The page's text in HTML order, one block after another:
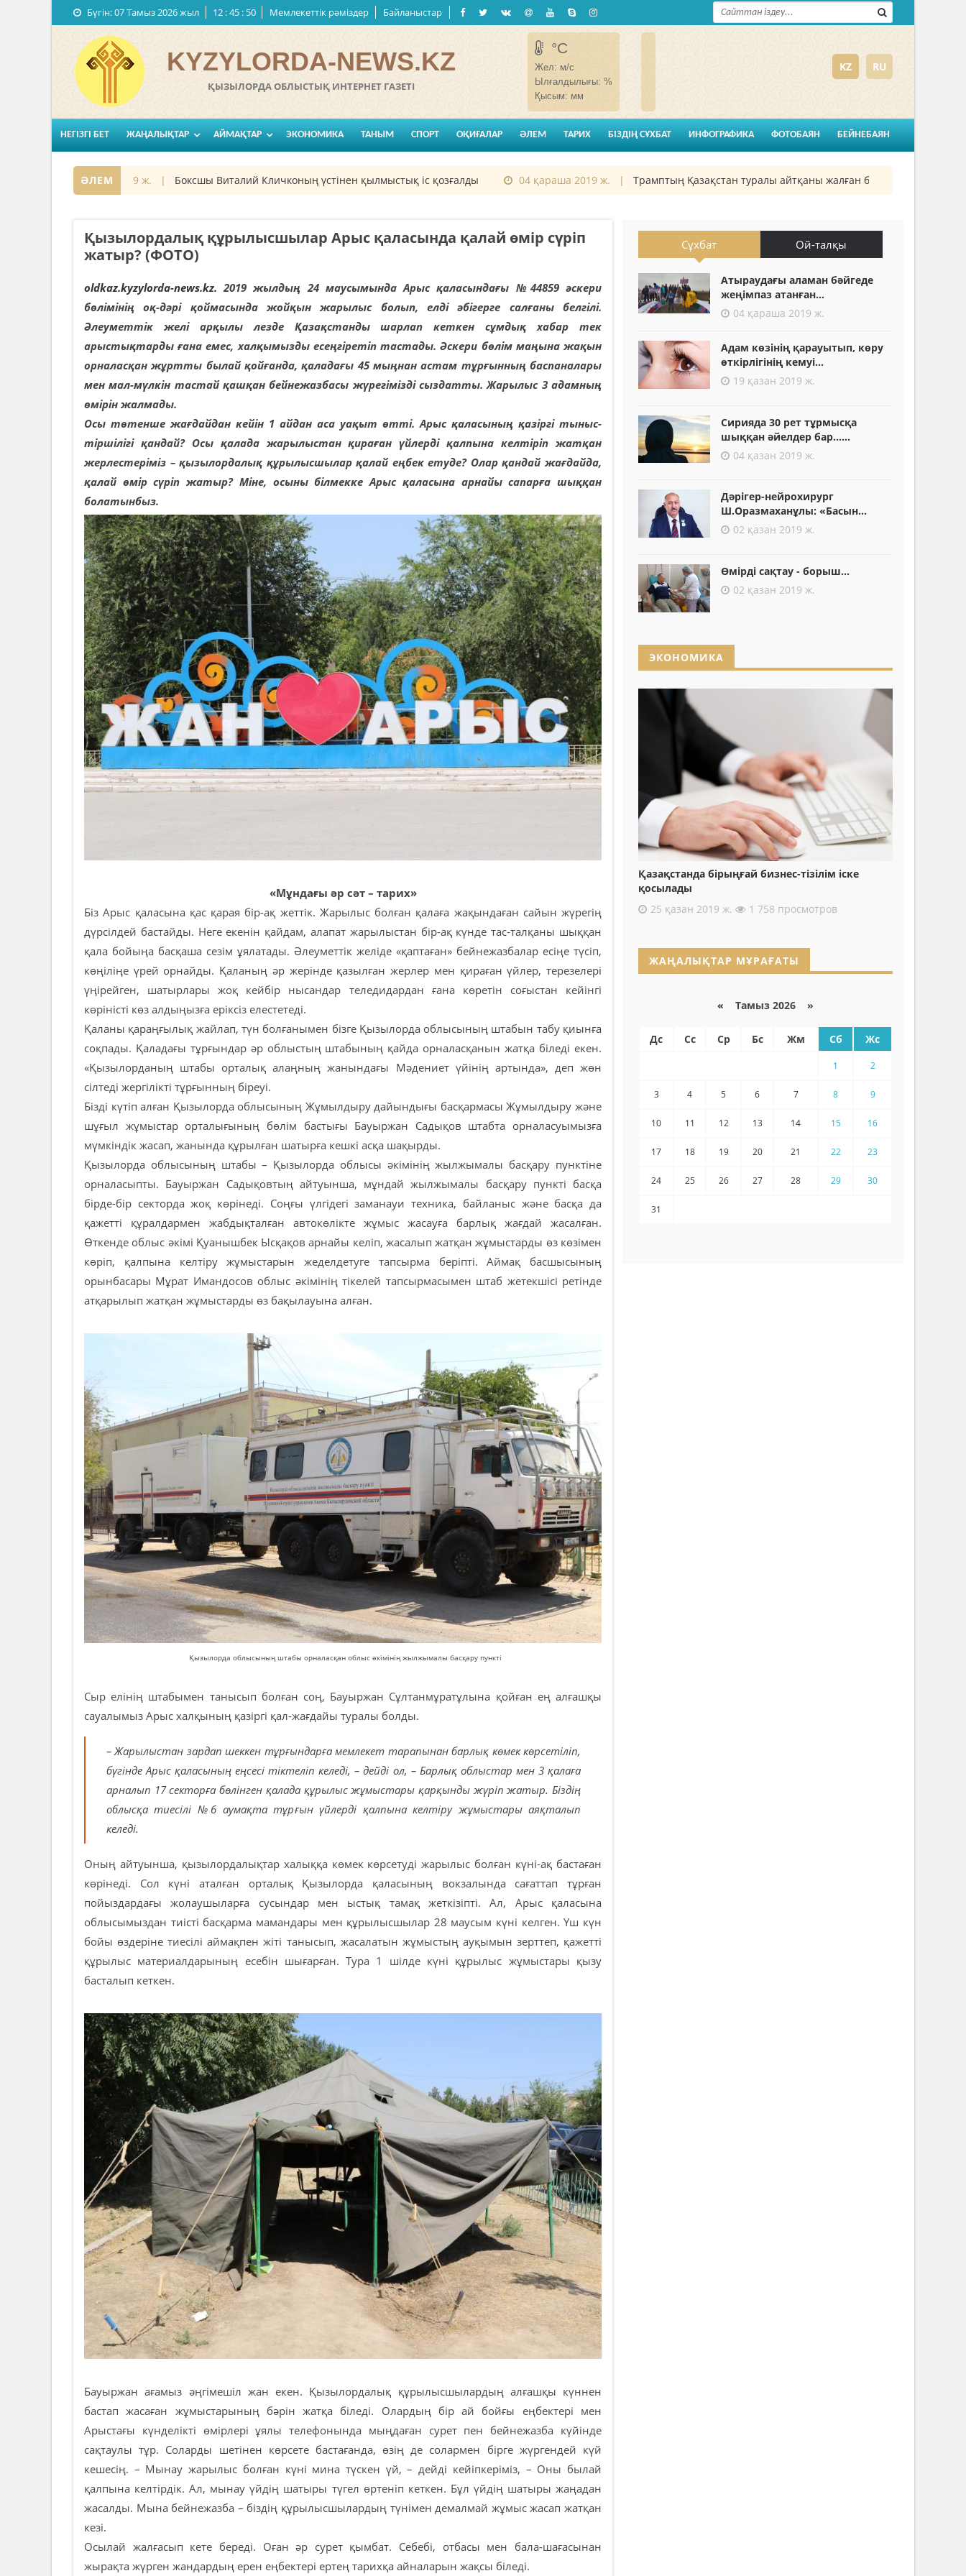
Бүгін:07 Тамыз 2026 жыл 12 :45 : 52 Мемлекеттiк рәміздер Байланыстар
KYZYLORDA-NEWS.KZ
ҚЫЗЫЛОРДА ОБЛЫСТЫҚ ИНТЕРНЕТ ГАЗЕТІ
°C
Жел: м/с
Ылғалдылығы: %
Қысым: мм
KZ RU
НЕГІЗГІ БЕТ ЖАҢАЛЫҚТАР АЙМАҚТАР ЭКОНОМИКА ТАНЫМ СПОРТ ОҚИҒАЛАР ӘЛЕМ ТАРИХ БІЗДІҢ СҰХБАТ ИНФОГРАФИКА ФОТОБАЯН БЕЙНЕБАЯН
ӘЛЕМ
07 қараша 2019 ж. | Боксшы Виталий Кличконың үстінен қылмыстық іс қозғалды 04 қараша 2019 ж. | Трамптың Қазақстан туралы айтқаны жалған болып шықты
Қызылордалық құрылысшылар Арыс қаласында қалай өмір сүріп
жатыр? (ФОТО)
oldkaz.kyzylorda-news.kz. 2019 жылдың 24 маусымында Арыс қаласындағы №44859 әскери
бөлімінің оқ-дәрі қоймасында жойқын жарылыс болып, елді әбігерге салғаны белгілі.
Әлеуметтік желі арқылы лезде Қазақстанды шарлап кеткен сұмдық хабар тек
арыстықтарды ғана емес, халқымызды есеңгіретіп тастады. Әскери бөлім маңына жақын
орналасқан жұртты былай қойғанда, қаладағы 45 мыңнан астам тұрғынның баспаналары
мен мал-мүлкін тастай қашқан бейнежазбасы жүрегімізді сыздатты. Жарылыс 3 адамның
өмірін жалмады.
Осы төтенше жағдайдан кейін 1 айдан аса уақыт өтті. Арыс қаласының қазіргі тыныс-
тіршілігі қандай? Осы қалада жарылыстан қираған үйлерді қалпына келтіріп жатқан
жерлестеріміз – қызылордалық құрылысшылар қалай еңбек етуде? Олар қандай жағдайда,
қалай өмір сүріп жатыр? Міне, осыны білмекке Арыс қаласына арнайы сапарға шыққан
болатынбыз.
«Мұндағы әр сәт – тарих»
Біз Арыс қаласына қас қарая бір-ақ жеттік. Жарылыс болған қалаға жақындаған сайын жүрегің
дүрсілдей бастайды. Неге екенін қайдам, алапат жарылыстан бір-ақ күнде тас-талқаны шыққан
қала бойыңа басқаша сезім ұялатады. Әлеуметтік желіде «қаптаған» бейнежазбалар есіңе түсіп,
көңіліңе үрей орнайды. Қаланың әр жерінде қазылған жерлер мен қираған үйлер, терезелері
үңірейген, шатырлары жоқ кейбір нысандар теледидардан ғана көретін соғыстан кейінгі
көріністі көз алдыңызға еріксіз елестетеді.
Қаланы қараңғылық жайлап, түн болғанымен бізге Қызылорда облысының штабын табу қиынға
соқпады. Қаладағы тұрғындар әр облыстың штабының қайда орналасқанын жатқа біледі екен.
«Қызылорданың штабы орталық алаңның жанындағы Мәдениет үйінің артында», деп жөн
сілтеді жергілікті тұрғынның біреуі.
Бізді күтіп алған Қызылорда облысының Жұмылдыру дайындығы басқармасы Жұмылдыру және
шұғыл жұмыстар орталығының бөлім бастығы Бауыржан Садықов штабта орналасуымызға
мүмкіндік жасап, жанында құрылған шатырға кешкі асқа шақырды.
Қызылорда облысының штабы – Қызылорда облысы әкімінің жылжымалы басқару пунктіне
орналасыпты. Бауыржан Садықовтың айтуынша, мұндай жылжымалы басқару пункті басқа
бірде-бір секторда жоқ көрінеді. Соңғы үлгідегі заманауи техника, байланыс және басқа да
қажетті құралдармен жабдықталған автокөлікте жұмыс жасауға барлық жағдай жасалған.
Өткенде облыс әкімі Қуанышбек Ысқақов арнайы келіп, жасалып жатқан жұмыстарды өз көзімен
көріп, қалпына келтіру жұмыстарын жеделдетуге тапсырма беріпті. Аймақ басшысының
орынбасары Мұрат Имандосов облыс әкімінің тікелей тапсырмасымен штаб жетекшісі ретінде
атқарылып жатқан жұмыстарды өз бақылауына алған.
Қызылорда облысының штабы орналасқан облыс әкімінің жылжымалы басқару пункті
Сыр елінің штабымен танысып болған соң, Бауыржан Сұлтанмұратұлына қойған ең алғашқы
сауалымыз Арыс халқының қазіргі қал-жағдайы туралы болды.
– Жарылыстан зардап шеккен тұрғындарға мемлекет тарапынан барлық көмек көрсетіліп,
бүгінде Арыс қаласының еңсесі тіктеліп келеді, – дейді ол, – Барлық облыстар мен 3 қалаға
арналып 17 секторға бөлінген қалада құрылыс жұмыстары қарқынды жүріп жатыр. Біздің
облысқа тиесілі №6 аумақта тұрғын үйлерді қалпына келтіру жұмыстары аяқталып
келеді.
Оның айтуынша, қызылордалықтар халыққа көмек көрсетуді жарылыс болған күні-ақ бастаған
көрінеді. Сол күні аталған орталық Қызылорда қаласының вокзалында сағаттап тұрған
пойыздардағы жолаушыларға сусындар мен ыстық тамақ жеткізіпті. Ал, Арыс қаласына
облысымыздан тиісті басқарма мамандары мен құрылысшылар 28 маусым күні келген. Үш күн
бойы өздеріне тиесілі аймақпен жіті танысып, жасалатын жұмыстың ауқымын зерттеп, қажетті
құрылыс материалдарының есебін шығарған. Тура 1 шілде күні құрылыс жұмыстары қызу
басталып кеткен.
Бауыржан ағамыз әңгімешіл жан екен. Қызылордалық құрылысшылардың алғашқы күннен
бастап жасаған жұмыстарының бәрін жатқа біледі. Олардың бір ай бойғы еңбектері мен
Арыстағы күнделікті өмірлері ұялы телефонында мыңдаған сурет пен бейнежазба күйінде
сақтаулы тұр. Соларды шетінен көрсете бастағанда, өзің де солармен бірге жүргендей күй
кешесің. – Мынау жарылыс болған күні мина түскен үй, – дейді кейіпкеріміз, – Оны былай
қалпына келтірдік. Ал, мынау үйдің шатыры түгел өртеніп кеткен. Бұл үйдің шатыры жаңадан
жасалды. Мына бейнежазба – біздің құрылысшылардың түнімен демалмай жұмыс жасап жатқан
кезі.
Осылай жалғасып кете береді. Оған әр сурет қымбат. Себебі, отбасы мен бала-шағасынан
жырақта жүрген жандардың ерен еңбектері ертең тарихқа айналарын жақсы біледі.
Сұхбат Ой-талқы
Атыраудағы аламан бәйгеде
жеңімпаз атанған...
04 қараша 2019 ж.
Адам көзінің қарауытып, көру
өткірлігінің кемуі...
19 қазан 2019 ж.
Сирияда 30 рет тұрмысқа
шыққан әйелдер бар......
04 қазан 2019 ж.
Дәрігер-нейрохирург
Ш.Оразмаханұлы: «Басын...
02 қазан 2019 ж.
Өмірді сақтау - борыш...
02 қазан 2019 ж.
ЭКОНОМИКА
Қазақстанда бірыңғай бизнес-тізілім іске
қосылады
25 қазан 2019 ж.
1 758 просмотров
ЖАҢАЛЫҚТАР МҰРАҒАТЫ
« Тамыз 2026 »
Дс Сс Ср Бс Жм Сб Жс
1 2
3 4 5 6 7 8 9
10 11 12 13 14 15 16
17 18 19 20 21 22 23
24 25 26 27 28 29 30
31